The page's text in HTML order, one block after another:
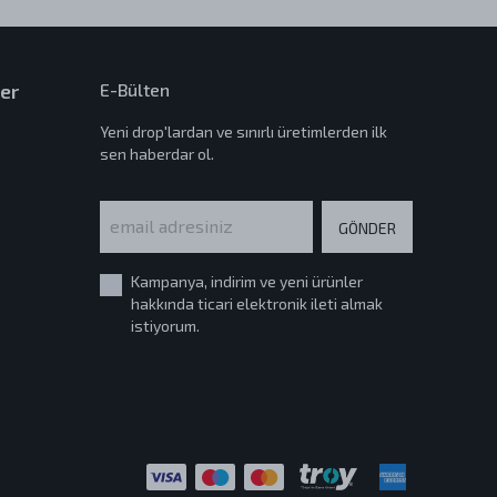
E-Bülten
Yeni drop'lardan ve sınırlı üretimlerden ilk
sen haberdar ol.
GÖNDER
Kampanya, indirim ve yeni ürünler
hakkında ticari elektronik ileti almak
istiyorum.